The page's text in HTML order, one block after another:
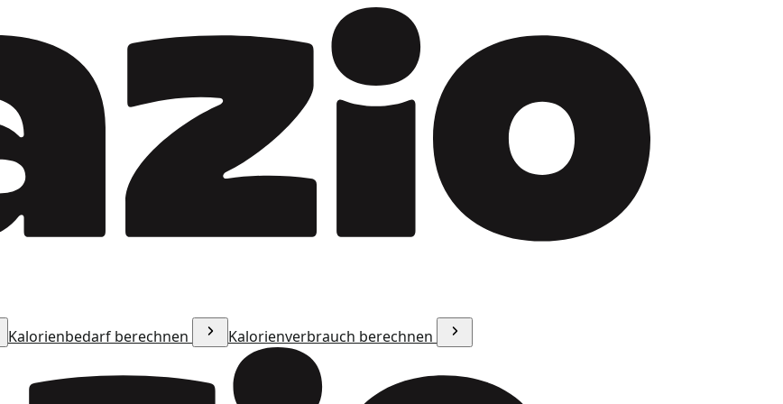
Kalorienbedarf berechnen Kalorienverbrauch berechnen